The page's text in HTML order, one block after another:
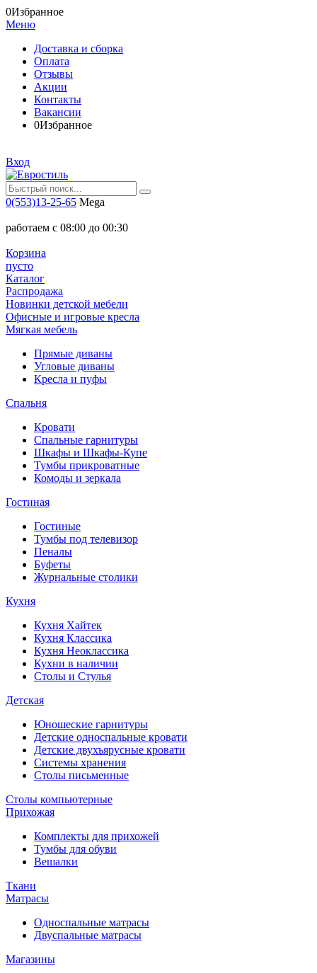
0Избранное
Меню
Доставка и сборка
Оплата
Отзывы
Акции
Контакты
Вакансии
0Избранное
Вход
0(553)13-25-65 Mega
работаем с 08:00 до 00:30
Корзина
пусто
Каталог
Распродажа
Новинки детской мебели
Офисные и игровые кресла
Мягкая мебель
Прямые диваны
Угловые диваны
Кресла и пуфы
Спальня
Кровати
Спальные гарнитуры
Шкафы и Шкафы-Купе
Тумбы прикроватные
Комоды и зеркала
Гостиная
Гостиные
Тумбы под телевизор
Пеналы
Буфеты
Журнальные столики
Кухня
Кухня Хайтек
Кухня Классика
Кухня Неоклассика
Кухни в наличии
Столы и Стулья
Детская
Юношеские гарнитуры
Детские односпальные кровати
Детские двухъярусные кровати
Системы хранения
Столы письменные
Столы компьютерные
Прихожая
Комплекты для прихожей
Тумбы для обуви
Вешалки
Ткани
Матрасы
Односпальные матрасы
Двуспальные матрасы
Магазины